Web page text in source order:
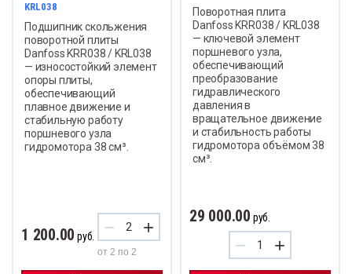
KRL038
Подшипник скольжения
поворотной плиты
Danfoss KRR038 / KRL038
— износостойкий элемент
опоры плиты,
обеспечивающий
плавное движение и
стабильную работу
поршневого узла
гидромотора 38 см³.
1 200.00 руб. − +
от 2 по 2
Поворотная плита
Danfoss KRR038 / KRL038
— ключевой элемент
поршневого узла,
обеспечивающий
преобразование
гидравлического
давления в
вращательное движение
и стабильность работы
гидромотора объёмом 38
см³.
29 000.00 руб.
− +